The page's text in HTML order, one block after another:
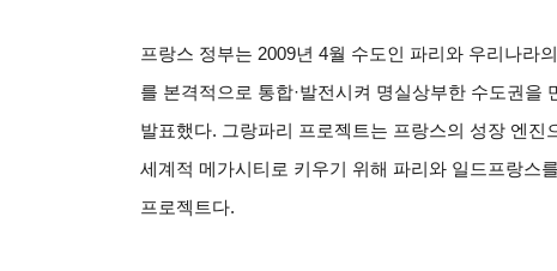
프랑스 정부는 2009년 4월 수도인 파리와 우리나라
를 본격적으로 통합·발전시켜 명실상부한 수도권을
발표했다. 그랑파리 프로젝트는 프랑스의 성장 엔
세계적 메가시티로 키우기 위해 파리와 일드프랑스
프로젝트다.